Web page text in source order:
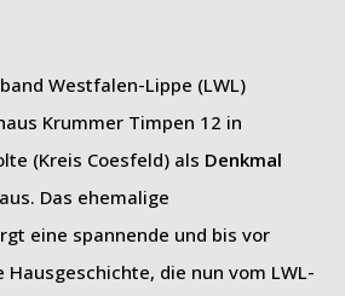
Westfalen-Lippe (LWL)
Krummer Timpen 12 in
(Kreis Coesfeld) als Denkmal
aus. Das ehemalige
eine spannende und bis vor
Hausgeschichte, die nun vom LWL-